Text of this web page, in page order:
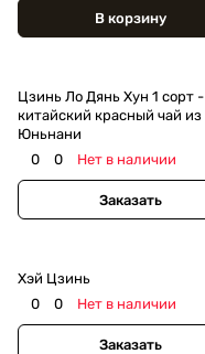
В корзину
Цзинь Ло Дянь Хун 1 сорт -
китайский красный чай из
Юньнани
0
0 Нет в наличии
Заказать
Хэй Цзинь
0
0 Нет в наличии
Заказать